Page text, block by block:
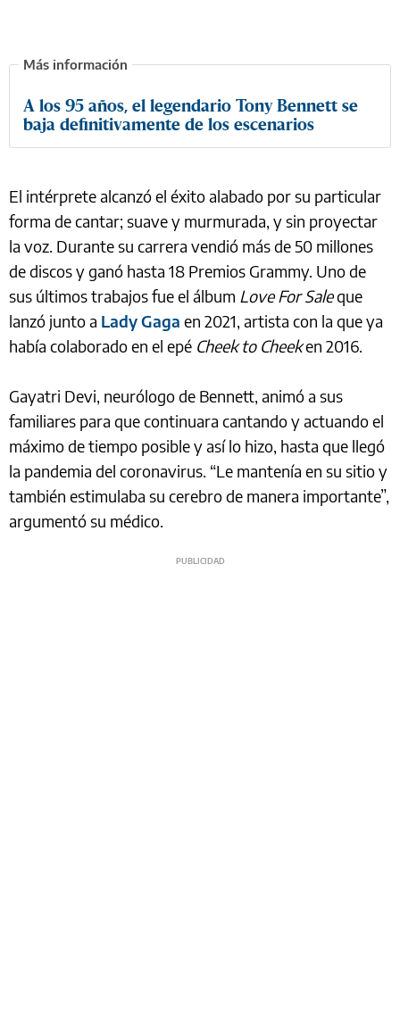
A los 95 años, el legendario Tony Bennett se
baja definitivamente de los escenarios
El intérprete alcanzó el éxito alabado por su particular
forma de cantar; suave y murmurada, y sin proyectar
la voz. Durante su carrera vendió más de 50 millones
de discos y ganó hasta 18 Premios Grammy. Uno de
sus últimos trabajos fue el álbum Love For Saleque
lanzó junto a Lady Gaga en 2021, artista con la que ya
había colaborado en el epé Cheek to Cheeken 2016.
Gayatri Devi, neurólogo de Bennett, animó a sus
familiares para que continuara cantando y actuando el
máximo de tiempo posible y así lo hizo, hasta que llegó
la pandemia del coronavirus. “Le mantenía en su sitio y
también estimulaba su cerebro de manera importante”,
argumentó su médico.